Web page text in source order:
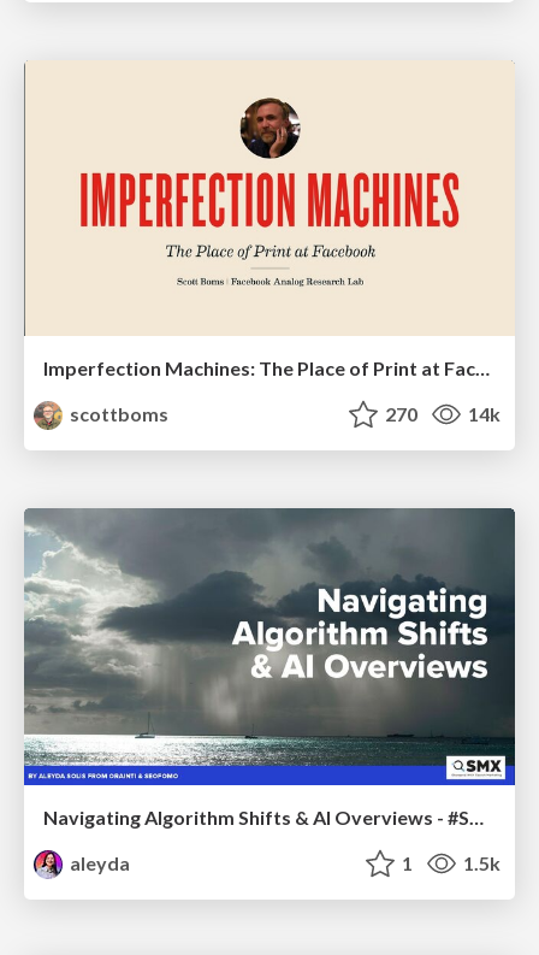
Imperfection Machines: The Place of Print at Facebook
scottboms
270 14k
Navigating Algorithm Shifts & AI Overviews - #SMXNext
aleyda
1 1.5k